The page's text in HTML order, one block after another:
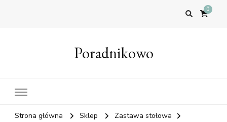
0
Poradnikowo
Strona główna Sklep
Zastawa stołowa